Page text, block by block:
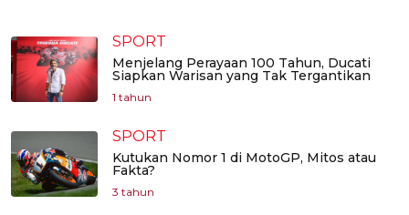
SPORT
Menjelang Perayaan 100 Tahun, Ducati
Siapkan Warisan yang Tak Tergantikan
1 tahun
SPORT
Kutukan Nomor 1 di MotoGP, Mitos atau
Fakta?
3 tahun